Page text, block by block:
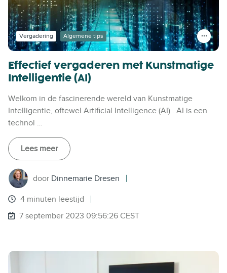
Effectief vergaderen met Kunstmatige
Intelligentie (AI)
Welkom in de fascinerende wereld van Kunstmatige
Intelligentie, oftewel Artificial Intelligence (AI) . AI is een
technol …
Lees meer
door Dinnemarie Dresen
4 minuten leestijd
7 september 2023 09:56:26 CEST
Vergadering Algemene tips